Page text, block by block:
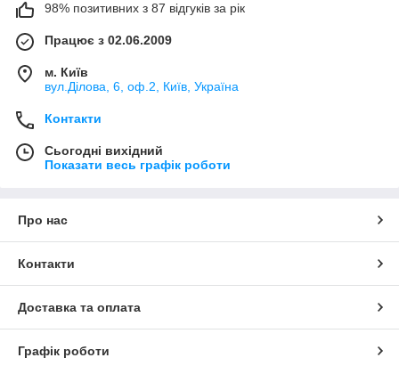
98% позитивних з 87 відгуків за рік
Працює з 02.06.2009
м. Київ
вул.Ділова, 6, оф.2, Київ, Україна
Контакти
Сьогодні вихідний
Показати весь графік роботи
Про нас
Контакти
Доставка та оплата
Графік роботи